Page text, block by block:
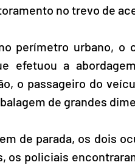
no trevo de
perímetro urbano, o
efetuou a
o passageiro do
de grandes
de parada, os dois
os policiais